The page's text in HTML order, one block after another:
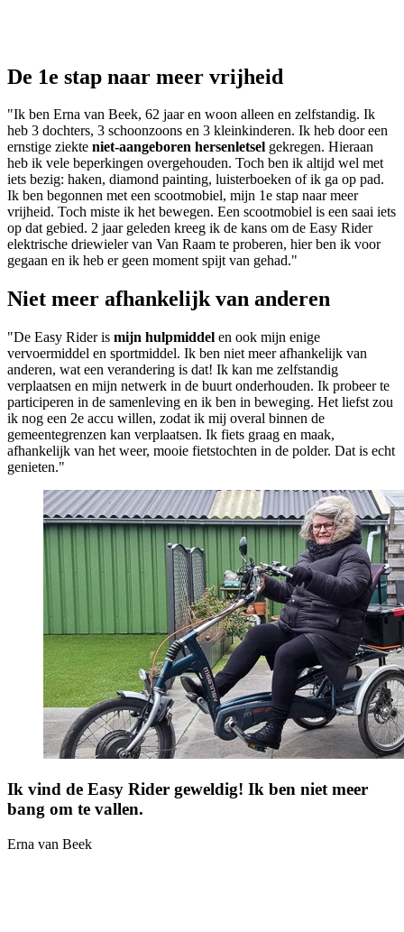
De 1e stap naar meer vrijheid
"Ik ben Erna van Beek, 62 jaar en woon alleen en zelfstandig. Ik
heb 3 dochters, 3 schoonzoons en 3 kleinkinderen. Ik heb door een
ernstige ziekte niet-aangeboren hersenletsel gekregen. Hieraan
heb ik vele beperkingen overgehouden. Toch ben ik altijd wel met
iets bezig: haken, diamond painting, luisterboeken of ik ga op pad.
Ik ben begonnen met een scootmobiel, mijn 1e stap naar meer
vrijheid. Toch miste ik het bewegen. Een scootmobiel is een saai iets
op dat gebied. 2 jaar geleden kreeg ik de kans om de Easy Rider
elektrische driewieler van Van Raam te proberen, hier ben ik voor
gegaan en ik heb er geen moment spijt van gehad."
Niet meer afhankelijk van anderen
"De Easy Rider is mijn hulpmiddel en ook mijn enige
vervoermiddel en sportmiddel. Ik ben niet meer afhankelijk van
anderen, wat een verandering is dat! Ik kan me zelfstandig
verplaatsen en mijn netwerk in de buurt onderhouden. Ik probeer te
participeren in de samenleving en ik ben in beweging. Het liefst zou
ik nog een 2e accu willen, zodat ik mij overal binnen de
gemeentegrenzen kan verplaatsen. Ik fiets graag en maak,
afhankelijk van het weer, mooie fietstochten in de polder. Dat is echt
genieten."
Ik vind de Easy Rider geweldig! Ik ben niet meer
bang om te vallen.
Erna van Beek